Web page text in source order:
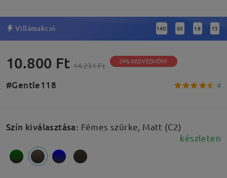
Villámakció 14D : 00 : 18 : 14
10.800 Ft 14.231 Ft 24% KEDVEZMÉNY
#Gentle118 4
Szín kiválasztása: Fémes szürke, Matt (C2)
készleten